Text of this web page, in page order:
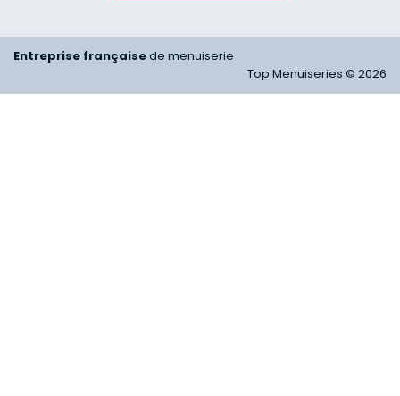
Entreprise françaisede menuiserie
Top Menuiseries © 2026